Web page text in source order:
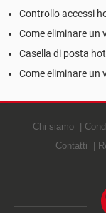
Controllo accessi
Come eliminare un
Casella di posta
Come eliminare un
Chi siamo
Contatti